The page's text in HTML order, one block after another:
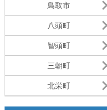
鳥取市
八頭町
智頭町
三朝町
北栄町